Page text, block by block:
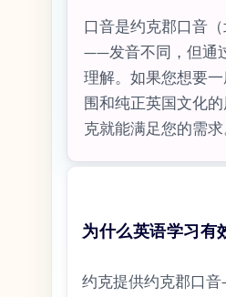
口音是约克郡口音（
——发音不同，但通
理解。如果您想要
围和纯正英国文化
克就能满足您的需求
为什么英语学习有
约克提供约克郡口